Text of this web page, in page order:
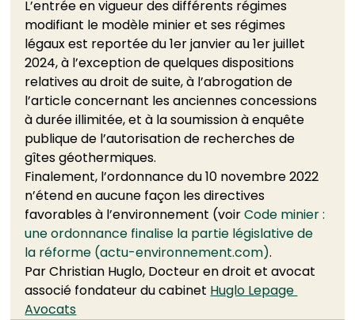
L’entrée en vigueur des différents régimes
modifiant le modèle minier et ses régimes
légaux est reportée du 1er janvier au 1er juillet
2024, à l’exception de quelques dispositions
relatives au droit de suite, à l’abrogation de
l’article concernant les anciennes concessions
à durée illimitée, et à la soumission à enquête
publique de l’autorisation de recherches de
gîtes géothermiques.
Finalement, l’ordonnance du 10 novembre 2022
n’étend en aucune façon les directives
favorables à l’environnement (voir Code minier :
une ordonnance finalise la partie législative de
la réforme (actu-environnement.com).
Par Christian Huglo, Docteur en droit et avocat
associé fondateur du cabinet Huglo Lepage
Avocats